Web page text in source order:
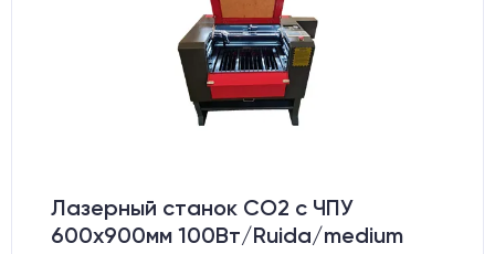
Лазерный станок CO2 c ЧПУ
600х900мм 100Вт/Ruida/medium